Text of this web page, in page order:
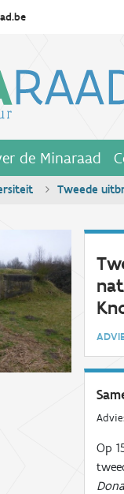
de Minaraad
Tweede
Op